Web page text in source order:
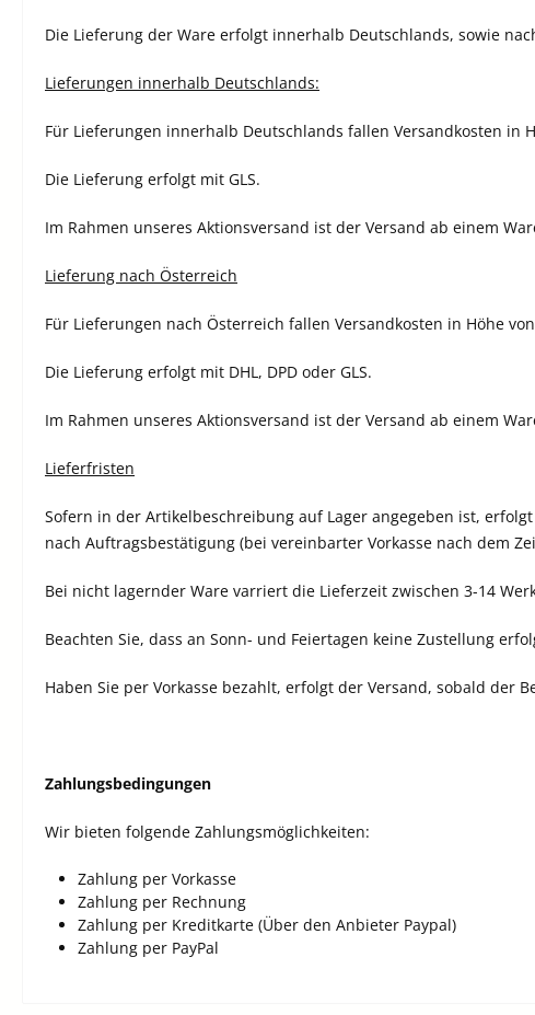
Die Lieferung der Ware erfolgt innerhalb Deutschlands, sowie
Lieferungen innerhalb Deutschlands:
Für Lieferungen innerhalb Deutschlands fallen Versandkosten in
Die Lieferung erfolgt mit GLS.
Im Rahmen unseres Aktionsversand ist der Versand ab einem
Lieferung nach Österreich
Für Lieferungen nach Österreich fallen Versandkosten in Höhe
Die Lieferung erfolgt mit DHL, DPD oder GLS.
Im Rahmen unseres Aktionsversand ist der Versand ab einem
Lieferfristen
Sofern in der Artikelbeschreibung auf Lager angegeben ist,
nach Auftragsbestätigung (bei vereinbarter Vorkasse nach dem
Bei nicht lagernder Ware varriert die Lieferzeit zwischen 3-14
Beachten Sie, dass an Sonn- und Feiertagen keine Zustellung
Haben Sie per Vorkasse bezahlt, erfolgt der Versand, sobald der
Zahlungsbedingungen
Wir bieten folgende Zahlungsmöglichkeiten:
Zahlung per Vorkasse
Zahlung per Rechnung
Zahlung per Kreditkarte (Über den Anbieter Paypal)
Zahlung per PayPal